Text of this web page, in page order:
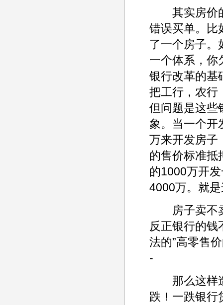
其实房价的
错误买单。比
了一个房子。
一个体系，你
银行改革的基
把工行，农行
但问题是这些
象。当一个开
万来开发房子
的售价标准抵
的1000万开
4000万。就
房子卖不卖
反正银行的钱
法的”高零售
-
那么这样造
跌！一跌银行